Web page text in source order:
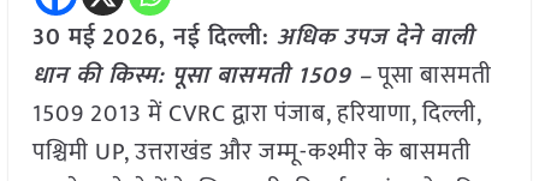
30 मई2026, नई दिल्ली: अधिक उपज देने वाली
धान की किस्म: पूसा बासमती 1509 –पूसा बासमती
1509 2013 में CVRC द्वारा पंजाब, हरियाणा, दिल्ली,
पश्चिमी UP, उत्तराखंड और जम्मू-कश्मीर के बासमती